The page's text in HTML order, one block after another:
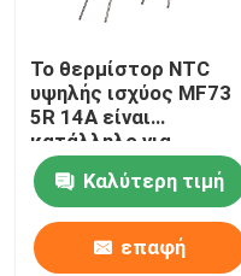
Το θερμίστορ NTC
υψηλής ισχύος MF73
5R 14A είναι
κατάλληλο για
τροφοδοσία υψηλής
ισχύος υψηλής
Καλύτερη τιμή
επαφή